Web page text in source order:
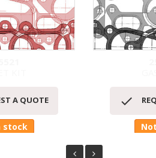
查看
A QUOTE
stock

